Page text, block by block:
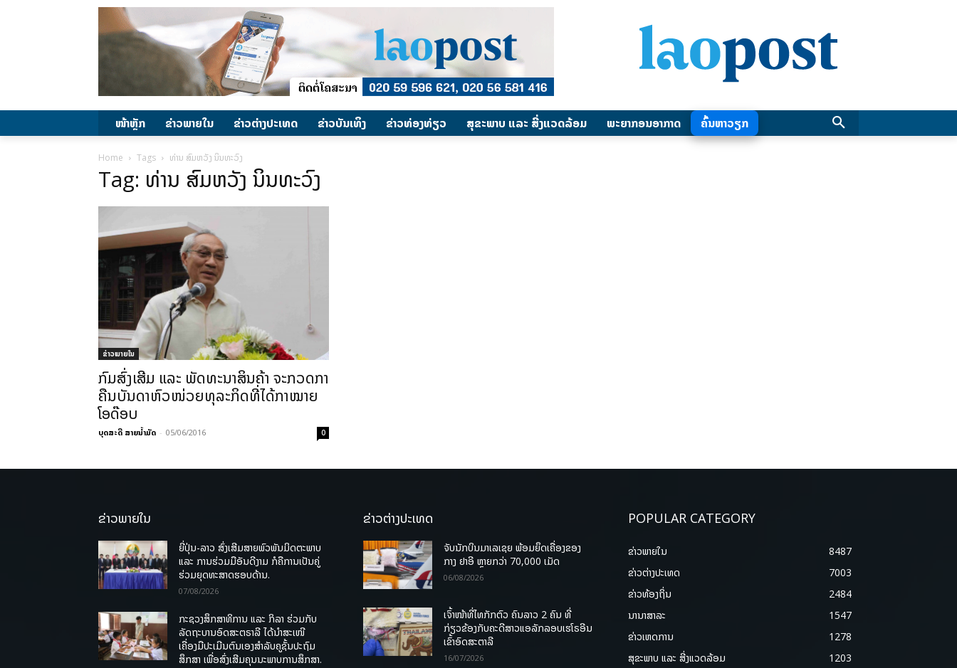
ໜ້າຫຼັກ ຂ່າວພາຍ​ໃນ ຂ່າວຕ່າງປະເທດ ​ຂ່າວບັນເທິງ ​ຂ່າວທ່ອງທ່ຽວ ສຸຂະພາບ ແລະ ສີ່ງແວດລ້ອມ ພະຍາກອນອາກາດ ຄົ້ນຫາວຽກ
Home Tags ທ່ານ ສົມຫວັງ ນິນທະວົງ
Tag: ທ່ານ ສົມຫວັງ ນິນທະວົງ
ຂ່າວພາຍ​ໃນ
ກົມສົ່ງເສີມ ແລະ ພັດທະນາສິນຄ້າ ຈະກວດກາ
ຄືນບັນດາຫົວໜ່ວຍທຸລະກິດທີ່ໄດ້ກາໝາຍ
ໂອດ໊ອບ
ບຸດສະດີ ສາຍນ້ຳມັດ - 05/06/2016 0
ຂ່າວພາຍໃນ
ຍີ່ປຸ່ນ-ລາວ ສົ່ງເສີມສາຍພົວພັນມິດຕະພາບ
ແລະ ການຮ່ວມມືອັນດີງາມ ກໍຄືການເປັນຄູ່
ຮ່ວມຍຸດທະສາດຮອບດ້ານ.
07/08/2026
ກະຊວງສຶກສາທິການ ແລະ ກິລາ ຮ່ວມກັບ
ລັດຖະບານອົດສະຕຣາລີ ໄດ້ນຳສະເໜີ
ເຄື່ອງມືປະເມີນຕົນເອງສຳລັບຄູຊັ້ນປະຖົມ
ສຶກສາ ເພື່ອສົ່ງເສີມຄຸນນະພາບການສຶກສາ.
ຂ່າວຕ່າງປະເທດ
ຈັບນັກບິນມາເລເຊຍ ພ້ອມຍຶດເຄື່ອງຂອງ
ກາງ ຢາອີ ຫຼາຍກວ່າ 70,000 ເມັດ
06/08/2026
ເຈົ້າໜ້າທີ່ໄທກັກຕົວ ຄົນລາວ 2 ຄົນ ທີ່
ກ່ຽວຂ້ອງກັບຄະດີສາວແອລັກລອບເຮໂຣອີນ
ເຂົ້າອົດສະຕາລີ
16/07/2026
POPULAR CATEGORY
ຂ່າວພາຍ​ໃນ
8487
ຂ່າວຕ່າງປະເທດ
7003
ຂ່າວທ້ອງຖິ່ນ
2484
ນານາສາລະ
1547
ຂ່າວເຫດການ
1278
ສຸຂະພາບ ແລະ ສີ່ງແວດລ້ອມ
1203